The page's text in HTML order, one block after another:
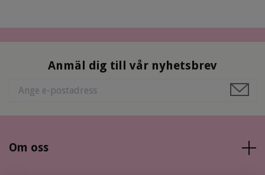
Anmäl dig till vår nyhetsbrev
Om oss